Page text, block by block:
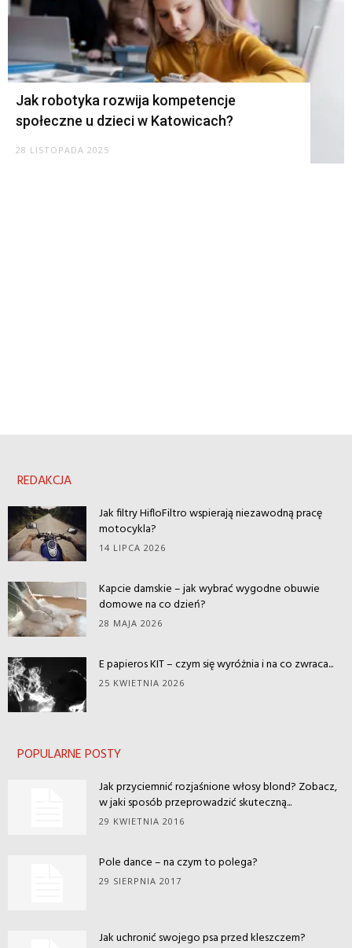
Jak robotyka rozwija kompetencje
społeczne u dzieci w Katowicach?
28 LISTOPADA 2025
REDAKCJA
Jak filtry HifloFiltro wspierają niezawodną pracę
motocykla?
14 LIPCA 2026
Kapcie damskie – jak wybrać wygodne obuwie
domowe na co dzień?
28 MAJA 2026
E papieros KIT – czym się wyróżnia i na co zwraca...
25 KWIETNIA 2026
POPULARNE POSTY
Jak przyciemnić rozjaśnione włosy blond? Zobacz,
w jaki sposób przeprowadzić skuteczną...
29 KWIETNIA 2016
Pole dance – na czym to polega?
29 SIERPNIA 2017
Jak uchronić swojego psa przed kleszczem?